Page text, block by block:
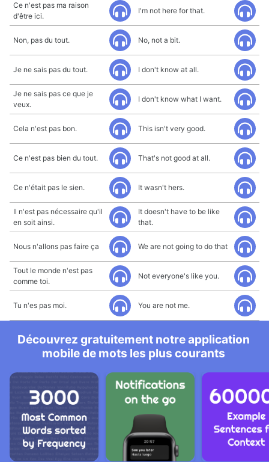
Ce n'est pas ma raison
d'être ici.
I'm not here for that.
Non, pas du tout. No, not a bit.
Je ne sais pas du tout. I don't know at all.
Je ne sais pas ce que je
veux.
I don't know what I want.
Cela n'est pas bon. This isn't very good.
Ce n'est pas bien du tout. That's not good at all.
Ce n'était pas le sien. It wasn't hers.
Il n'est pas nécessaire qu'il
en soit ainsi.
It doesn't have to be like
that.
Nous n'allons pas faire ça We are not going to do that
Tout le monde n'est pas
comme toi.
Not everyone's like you.
Tu n'es pas moi. You are not me.
Découvrez gratuitement notre application
mobile de mots les plus courants